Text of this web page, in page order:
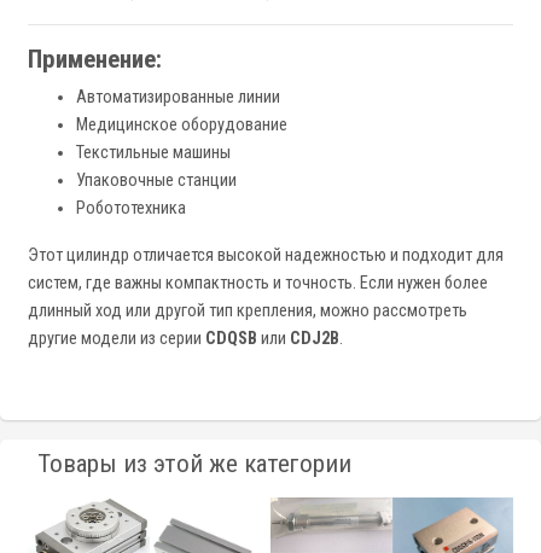
Применение:
Автоматизированные линии
Медицинское оборудование
Текстильные машины
Упаковочные станции
Робототехника
Этот цилиндр отличается высокой надежностью и подходит для
систем, где важны компактность и точность. Если нужен более
длинный ход или другой тип крепления, можно рассмотреть
другие модели из серии CDQSB или CDJ2B.
Товары из этой же категории